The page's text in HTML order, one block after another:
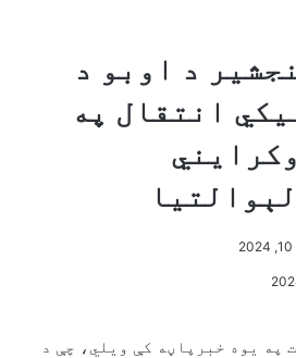
د اوبو د
انتقال په
په یوه خبرپاڼه کې ویلي، چې د